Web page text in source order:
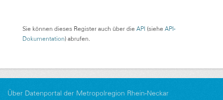
Sie können dieses Register auch über die API (siehe API-
Dokumentation) abrufen.
Über Datenportal der Metropolregion Rhein-Neckar